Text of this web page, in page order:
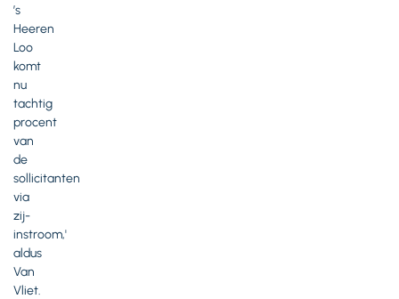
’s
Heeren
Loo
komt
nu
tachtig
procent
van
de
sollicitanten
via
zij-
instroom,'
aldus
Van
Vliet.